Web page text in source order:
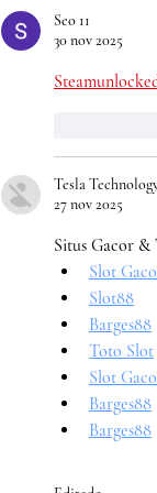
Seo 11
30 nov 2025
Tesla
27 nov 2025
Situs Gacor &
Slot
Slot88
Barges88
Toto Slot
Slot
Barges88
Barges88